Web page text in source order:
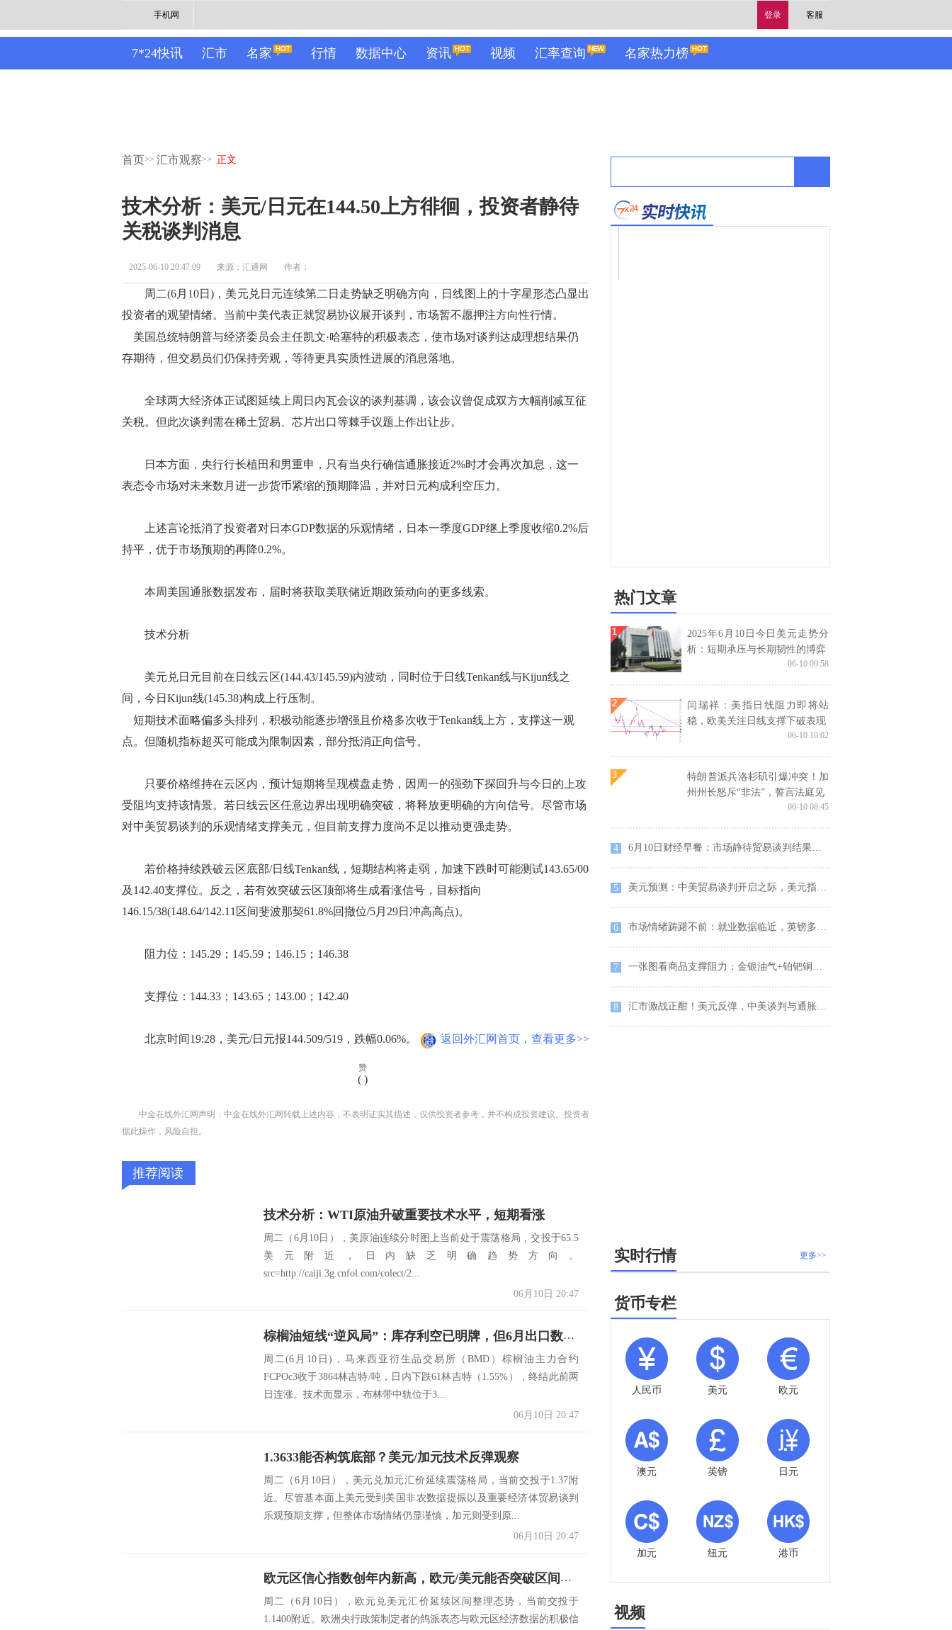
登录 客服
手机网
7*24快讯 汇市 名家 行情 数据中心 资讯 视频 汇率查询 名家热力榜
首页>> 汇市观察>> 正文
技术分析：美元/日元在144.50上方徘徊，投资者静待
关税谈判消息
2025-06-10 20:47:09 来源：汇通网 作者：
周二(6月10日)，美元兑日元连续第二日走势缺乏明确方向，日线图上的十字星形态凸显出
投资者的观望情绪。当前中美代表正就贸易协议展开谈判，市场暂不愿押注方向性行情。
美国总统特朗普与经济委员会主任凯文·哈塞特的积极表态，使市场对谈判达成理想结果仍
存期待，但交易员们仍保持旁观，等待更具实质性进展的消息落地。
全球两大经济体正试图延续上周日内瓦会议的谈判基调，该会议曾促成双方大幅削减互征
关税。但此次谈判需在稀土贸易、芯片出口等棘手议题上作出让步。
日本方面，央行行长植田和男重申，只有当央行确信通胀接近2%时才会再次加息，这一
表态令市场对未来数月进一步货币紧缩的预期降温，并对日元构成利空压力。
上述言论抵消了投资者对日本GDP数据的乐观情绪，日本一季度GDP继上季度收缩0.2%后
持平，优于市场预期的再降0.2%。
本周美国通胀数据发布，届时将获取美联储近期政策动向的更多线索。
技术分析
美元兑日元目前在日线云区(144.43/145.59)内波动，同时位于日线Tenkan线与Kijun线之
间，今日Kijun线(145.38)构成上行压制。
短期技术面略偏多头排列，积极动能逐步增强且价格多次收于Tenkan线上方，支撑这一观
点。但随机指标超买可能成为限制因素，部分抵消正向信号。
只要价格维持在云区内，预计短期将呈现横盘走势，因周一的强劲下探回升与今日的上攻
受阻均支持该情景。若日线云区任意边界出现明确突破，将释放更明确的方向信号。尽管市场
对中美贸易谈判的乐观情绪支撑美元，但目前支撑力度尚不足以推动更强走势。
若价格持续跌破云区底部/日线Tenkan线，短期结构将走弱，加速下跌时可能测试143.65/00
及142.40支撑位。反之，若有效突破云区顶部将生成看涨信号，目标指向
146.15/38(148.64/142.11区间斐波那契61.8%回撤位/5月29日冲高高点)。
阻力位：145.29；145.59；146.15；146.38
支撑位：144.33；143.65；143.00；142.40
北京时间19:28，美元/日元报144.509/519，跌幅0.06%。 返回外汇网首页，查看更多>>
赞
( )
中金在线外汇网声明：中金在线外汇网转载上述内容，不表明证实其描述，仅供投资者参考，并不构成投资建议。投资者
据此操作，风险自担。
推荐阅读
技术分析：WTI原油升破重要技术水平，短期看涨
周二（6月10日），美原油连续分时图上当前处于震荡格局，交投于65.5
美元附近，日内缺乏明确趋势方向。
src=http://caiji.3g.cnfol.com/colect/2...
06月10日 20:47
棕榈油短线“逆风局”：库存利空已明牌，但6月出口数据暗藏“翻盘筹码”？
周二(6月10日)，马来西亚衍生品交易所（BMD）棕榈油主力合约
FCPOc3收于3864林吉特/吨，日内下跌61林吉特（1.55%），终结此前两
日连涨。技术面显示，布林带中轨位于3...
06月10日 20:47
1.3633能否构筑底部？美元/加元技术反弹观察
周二（6月10日），美元兑加元汇价延续震荡格局，当前交投于1.37附
近。尽管基本面上美元受到美国非农数据提振以及重要经济体贸易谈判
乐观预期支撑，但整体市场情绪仍显谨慎，加元则受到原...
06月10日 20:47
欧元区信心指数创年内新高，欧元/美元能否突破区间枷锁？
周二（6月10日），欧元兑美元汇价延续区间整理态势，当前交投于
1.1400附近。欧洲央行政策制定者的鸽派表态与欧元区经济数据的积极信
热门文章
2025年6月10日今日美元走势分
析：短期承压与长期韧性的博弈
06-10 09:58
闫瑞祥：美指日线阻力即将站
稳，欧美关注日线支撑下破表现
06-10 10:02
特朗普派兵洛杉矶引爆冲突！加
州州长怒斥“非法”，誓言法庭见
06-10 08:45
4 6月10日财经早餐：市场静待贸易谈判结果，金价涨幅受限，美油触及两个月最高
5 美元预测：中美贸易谈判开启之际，美元指数坚守长期支撑位附近
6 市场情绪踌躇不前：就业数据临近，英镑多头如何迎战？
7 一张图看商品支撑阻力：金银油气+铂钯铜农产品期货(2025年6月10日)
8 汇市激战正酣！美元反弹，中美谈判与通胀数据吸引关注
更多>>
实时行情
货币专栏
人民币 美元 欧元
澳元 英镑 日元
加元 纽元 港币
视频